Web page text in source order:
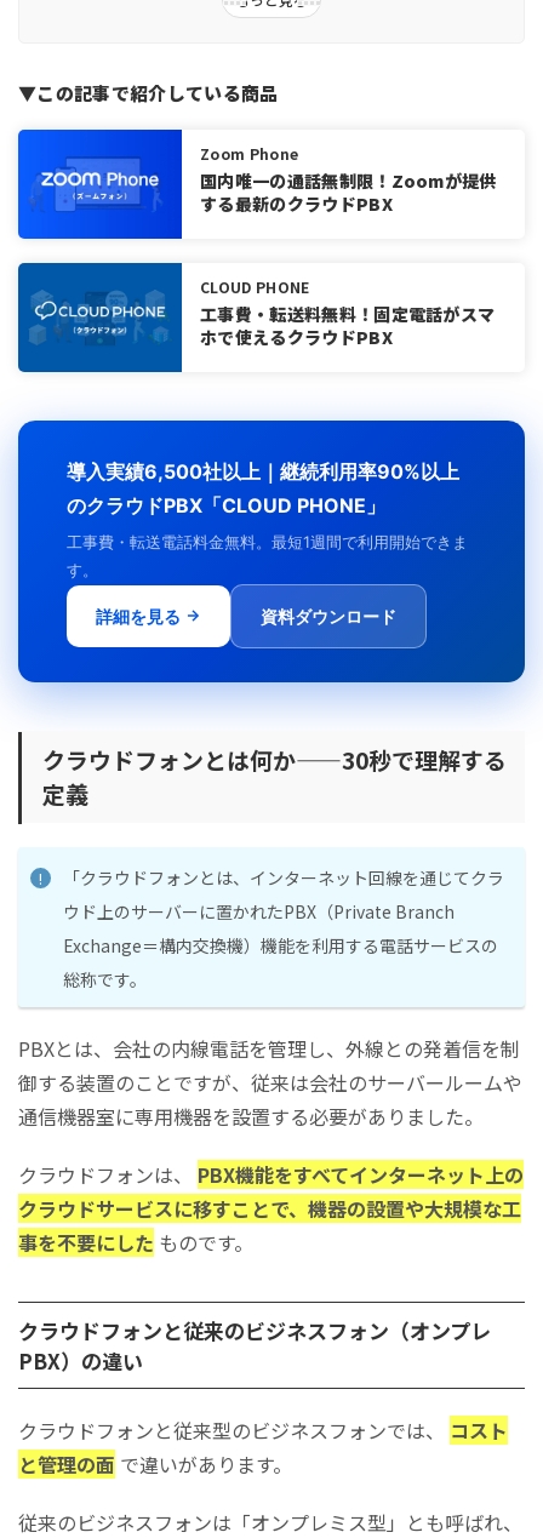
クラウドフォンが向いている企業・向いていない企業
クラウドフォンが向いている企業の特徴
クラウドフォンが向いていない企業の特徴
クラウドフォンは5〜30名規模の中小企業におすすめ
まとめ
▼この記事で紹介している商品
Zoom Phone
国内唯一の通話無制限！Zoomが提供
する最新のクラウドPBX
CLOUD PHONE
工事費・転送料無料！固定電話がスマ
ホで使えるクラウドPBX
導入実績6,500社以上｜継続利用率90%以上
のクラウドPBX「CLOUD PHONE」
工事費・転送電話料金無料。最短1週間で利用開始できま
す。
詳細を見る 資料ダウンロード
クラウドフォンとは何か——30秒で理解する
定義
「クラウドフォンとは、インターネット回線を通じてクラ
ウド上のサーバーに置かれたPBX（Private Branch
Exchange＝構内交換機）機能を利用する電話サービスの
総称です。
PBXとは、会社の内線電話を管理し、外線との発着信を制
御する装置のことですが、従来は会社のサーバールームや
通信機器室に専用機器を設置する必要がありました。
クラウドフォンは、 PBX機能をすべてインターネット上の
クラウドサービスに移すことで、機器の設置や大規模な工
事を不要にした ものです。
クラウドフォンと従来のビジネスフォン（オンプレ
PBX）の違い
クラウドフォンと従来型のビジネスフォンでは、 コスト
と管理の面 で違いがあります。
従来のビジネスフォンは「オンプレミス型」とも呼ばれ、